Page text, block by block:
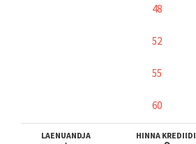
48
52
55
60
LAENUANDJA HINNA KREDIIDI